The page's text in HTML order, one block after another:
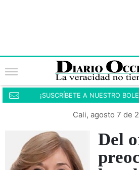
¡SUSCRÍBETE A NUESTRO
Cali, agosto 7 de
Del